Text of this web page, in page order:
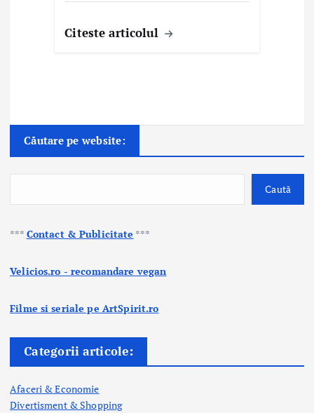
Citeste articolul
Căutare pe website:
Caută
*** Contact & Publicitate ***
Velicios.ro - recomandare vegan
Filme si seriale pe ArtSpirit.ro
Categorii articole:
Afaceri & Economie
Divertisment & Shopping